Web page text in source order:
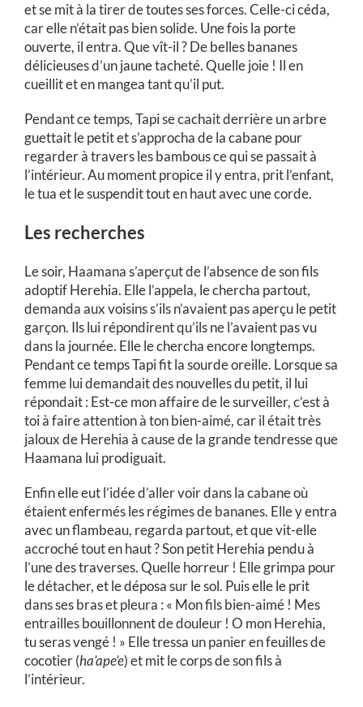
et se mit à la tirer de toutes ses forces. Celle-ci céda,
car elle n’était pas bien solide. Une fois la porte
ouverte, il entra. Que vît-il ? De belles bananes
délicieuses d’un jaune tacheté. Quelle joie ! Il en
cueillit et en mangea tant qu’il put.
Pendant ce temps, Tapi se cachait derrière un arbre
guettait le petit et s’approcha de la cabane pour
regarder à travers les bambous ce qui se passait à
l’intérieur. Au moment propice il y entra, prit l’enfant,
le tua et le suspendit tout en haut avec une corde.
Les recherches
Le soir, Haamana s’aperçut de l’absence de son fils
adoptif Herehia. Elle l’appela, le chercha partout,
demanda aux voisins s’ils n’avaient pas aperçu le petit
garçon. Ils lui répondirent qu’ils ne l’avaient pas vu
dans la journée. Elle le chercha encore longtemps.
Pendant ce temps Tapi fit la sourde oreille. Lorsque sa
femme lui demandait des nouvelles du petit, il lui
répondait : Est-ce mon affaire de le surveiller, c’est à
toi à faire attention à ton bien-aimé, car il était très
jaloux de Herehia à cause de la grande tendresse que
Haamana lui prodiguait.
Enfin elle eut l’idée d’aller voir dans la cabane où
étaient enfermés les régimes de bananes. Elle y entra
avec un flambeau, regarda partout, et que vit-elle
accroché tout en haut ? Son petit Herehia pendu à
l’une des traverses. Quelle horreur ! Elle grimpa pour
le détacher, et le déposa sur le sol. Puis elle le prit
dans ses bras et pleura : « Mon fils bien-aimé ! Mes
entrailles bouillonnent de douleur ! O mon Herehia,
tu seras vengé ! » Elle tressa un panier en feuilles de
cocotier (ha’ape’e) et mit le corps de son fils à
l’intérieur.